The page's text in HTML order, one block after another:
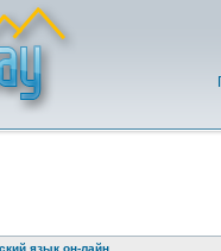
язык он-лайн